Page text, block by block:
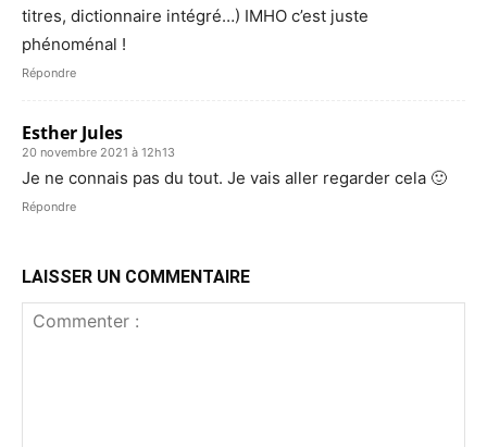
titres, dictionnaire intégré…) IMHO c’est juste
phénoménal !
Répondre
Esther Jules
20 novembre 2021 à 12h13
Je ne connais pas du tout. Je vais aller regarder cela 🙂
Répondre
LAISSER UN COMMENTAIRE